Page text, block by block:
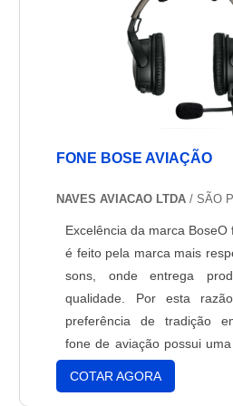
FONE BOSE AVIAÇÃO
NAVES AVIACAO LTDA / SÃO
Excelência da marca BoseO
é feito pela marca mais
sons, onde entrega
qualidade. Por esta
preferência de tradição
fone de aviação possui uma
de até 30% maior do que
mercado, assim você
COTAR AGORA